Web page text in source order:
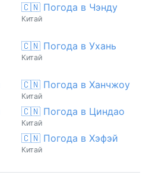
🇨🇳 Погода в Чэнду
Китай
🇨🇳 Погода в Ухань
Китай
🇨🇳 Погода в Ханчжоу
Китай
🇨🇳 Погода в Циндао
Китай
🇨🇳 Погода в Хэфэй
Китай